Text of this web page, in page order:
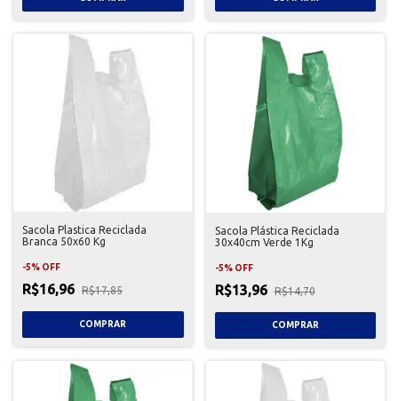
Sacola Plastica Reciclada
Branca 50x60 Kg
-5% OFF
R$16,96 R$17,85
Sacola Plástica Reciclada
30x40cm Verde 1Kg
-5% OFF
R$13,96 R$14,70